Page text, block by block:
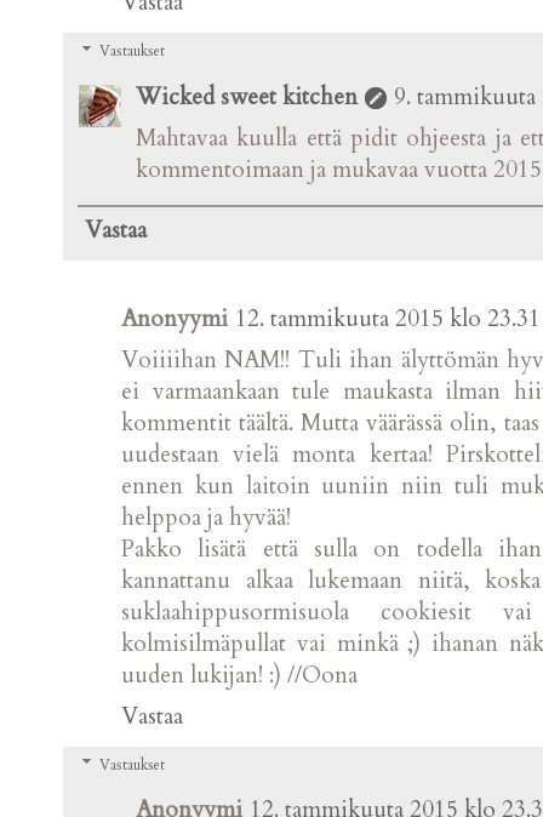
Vastaukset
Wicked sweet kitchen
9.
Mahtavaa kuulla että pidit ohjeesta ja
kommentoimaan ja mukavaa vuotta
Vastaa
Anonyymi 12. tammikuuta 2015 klo 23.31
Voiiiihan NAM!! Tuli ihan älyttömän
ei varmaankaan tule maukasta ilman
kommentit täältä. Mutta väärässä olin,
uudestaan vielä monta kertaa!
ennen kun laitoin uuniin niin tuli
helppoa ja hyvää!
Pakko lisätä että sulla on todella
kannattanu alkaa lukemaan niitä,
suklaahippusormisuola cookiesit
kolmisilmäpullat vai minkä ;) ihanan
uuden lukijan! :) //Oona
Vastaa
Vastaukset
Anonyymi 12. tammikuuta 2015 klo